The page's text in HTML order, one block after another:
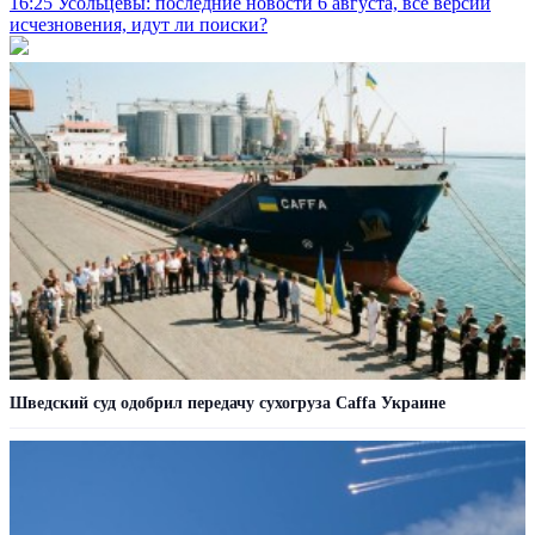
исчезновения, идут ли поиски?
Шведский суд одобрил передачу сухогруза Caffa Украине